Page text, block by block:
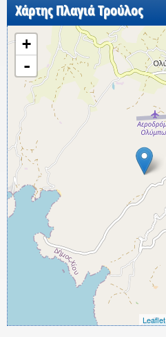
Χάρτης Πλαγιά Τρούλος
+
-
Leaflet